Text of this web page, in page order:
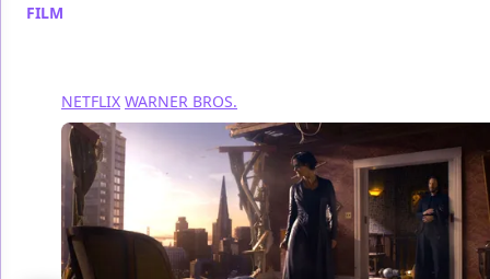
FILM
NETFLIX WARNER BROS.